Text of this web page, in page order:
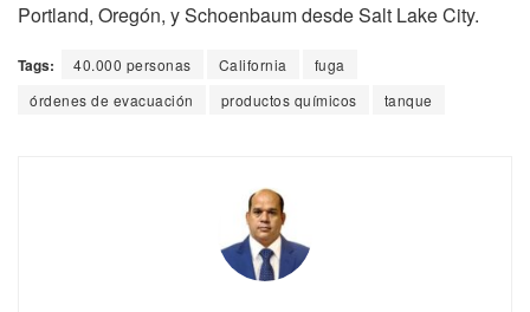
Portland, Oregón, y Schoenbaum desde Salt Lake City.
Tags: 40.000 personas California
fuga
órdenes de evacuación
productos químicos tanque